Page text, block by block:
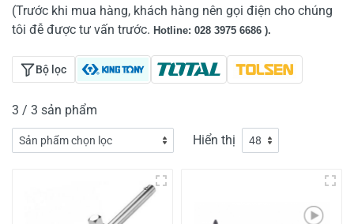
(Trước khi mua hàng, khách hàng nên gọi điện cho chúng
tôi đễ được tư vấn trước. Hotline: 028 3975 6686 ).
Bộ lọc
3 / 3 sản phẩm
Hiển thị